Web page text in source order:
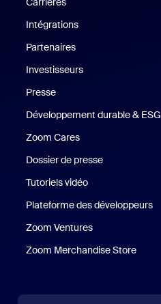
Intégrations
Partenaires
Investisseurs
Presse
Développement durable & ESG
Zoom Cares
Dossier de presse
Tutoriels vidéo
Plateforme des développeurs
Zoom Ventures
Zoom Merchandise Store